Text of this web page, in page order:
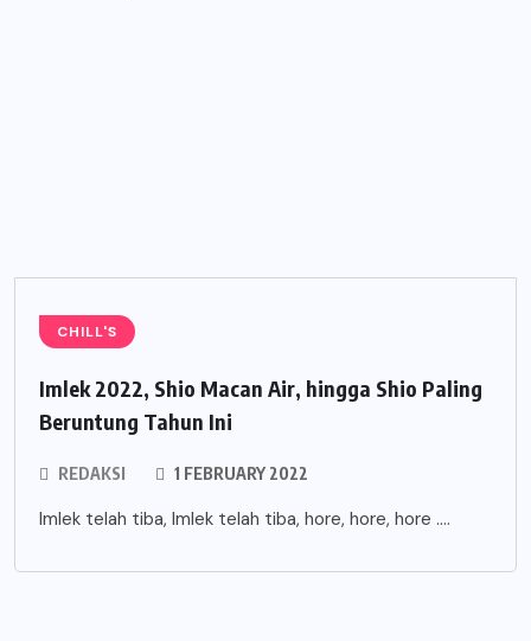
CHILL'S
Imlek 2022, Shio Macan Air, hingga Shio Paling
Beruntung Tahun Ini
REDAKSI 1 FEBRUARY 2022
Imlek telah tiba, Imlek telah tiba, hore, hore, hore ….